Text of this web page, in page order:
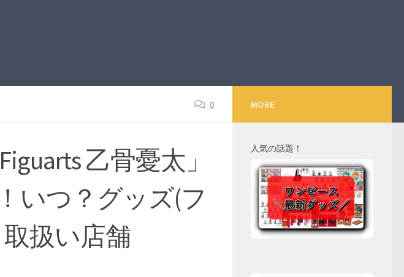
0
乙骨憂太」
いつ？グッズ(フ
扱い店舗
MORE
人気の話題！